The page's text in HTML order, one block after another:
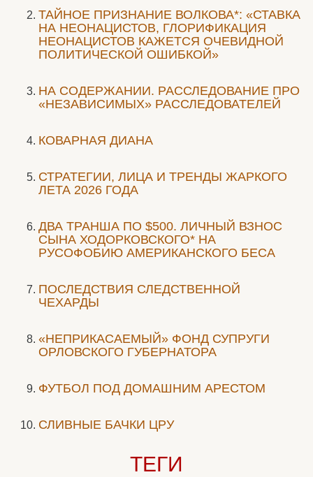
ТАЙНОЕ ПРИЗНАНИЕ ВОЛКОВА*: «СТАВКА
НА НЕОНАЦИСТОВ, ГЛОРИФИКАЦИЯ
НЕОНАЦИСТОВ КАЖЕТСЯ ОЧЕВИДНОЙ
ПОЛИТИЧЕСКОЙ ОШИБКОЙ»
НА СОДЕРЖАНИИ. РАССЛЕДОВАНИЕ ПРО
«НЕЗАВИСИМЫХ» РАССЛЕДОВАТЕЛЕЙ
КОВАРНАЯ ДИАНА
СТРАТЕГИИ, ЛИЦА И ТРЕНДЫ ЖАРКОГО
ЛЕТА 2026 ГОДА
ДВА ТРАНША ПО $500. ЛИЧНЫЙ ВЗНОС
СЫНА ХОДОРКОВСКОГО* НА
РУСОФОБИЮ АМЕРИКАНСКОГО БЕСА
ПОСЛЕДСТВИЯ СЛЕДСТВЕННОЙ
ЧЕХАРДЫ
«НЕПРИКАСАЕМЫЙ» ФОНД СУПРУГИ
ОРЛОВСКОГО ГУБЕРНАТОРА
ФУТБОЛ ПОД ДОМАШНИМ АРЕСТОМ
СЛИВНЫЕ БАЧКИ ЦРУ
ТЕГИ